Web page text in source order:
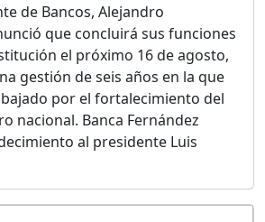
de Bancos, Alejandro
que concluirá sus funciones
el próximo 16 de agosto,
gestión de seis años en la que
por el fortalecimiento del
nacional. Banca Fernández
al presidente Luis